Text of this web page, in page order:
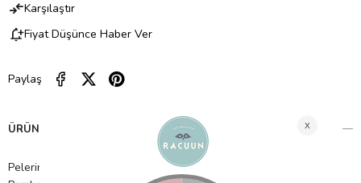
Karşılaştır
Fiyat Düşünce Haber Ver
Paylaş
ÜRÜN ÖZELLIKLERI
Pelerin, şeftali rengi tül katmanlardan yapılmıştır.